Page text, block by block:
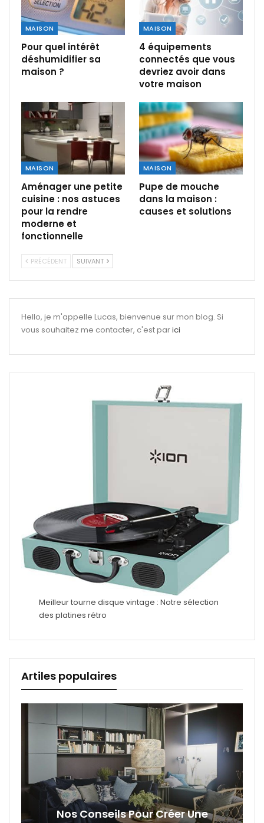
MAISON
Pour quel intérêt
déshumidifier sa
maison ?
MAISON
4 équipements
connectés que vous
devriez avoir dans
votre maison
MAISON
Aménager une petite
cuisine : nos astuces
pour la rendre
moderne et
fonctionnelle
MAISON
Pupe de mouche
dans la maison :
causes et solutions
PRÉCÉDENT SUIVANT
Hello, je m'appelle Lucas, bienvenue sur mon blog. Si
vous souhaitez me contacter, c'est parici
Meilleur tourne disque vintage : Notre sélection
des platines rétro
Artiles populaires
Nos Conseils Pour Créer Une